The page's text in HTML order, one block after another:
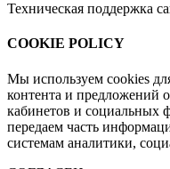
Техническая поддержка
COOKIE POLICY
Мы используем cookies
контента и предложений
кабинетов и социальных
передаем часть
системам аналитики,